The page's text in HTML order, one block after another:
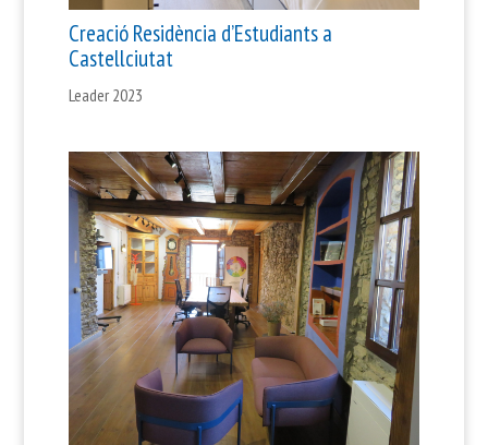
Creació Residència d’Estudiants a
Castellciutat
Leader 2023